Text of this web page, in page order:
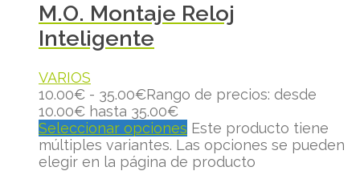
M.O. Montaje Reloj
Inteligente
VARIOS
10.00€ - 35.00€Rango de precios: desde
10.00€ hasta 35.00€
Seleccionar opciones Este producto tiene
múltiples variantes. Las opciones se pueden
elegir en la página de producto